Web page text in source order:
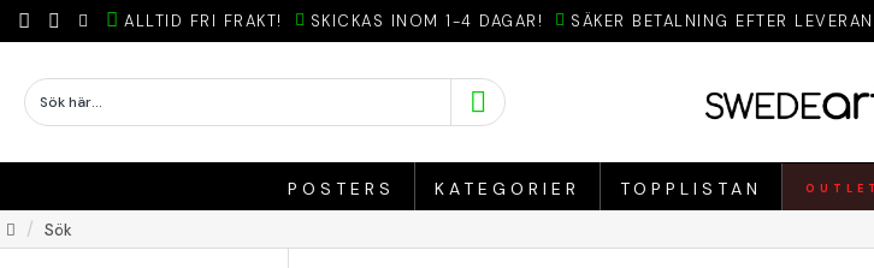
ALLTID FRI FRAKT! SKICKAS INOM 1-4 DAGAR! SÄKER BETALNING EFTER
POSTERS KATEGORIER TOPPLISTAN OUTLET
Sök